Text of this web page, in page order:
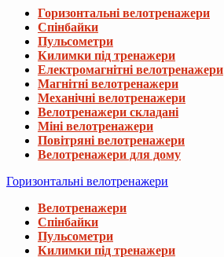
Горизонтальні велотренажери
Спінбайки
Пульсометри
Килимки під тренажери
Електромагнітні велотренажери
Магнітні велотренажери
Механічні велотренажери
Велотренажери складані
Міні велотренажери
Повітряні велотренажери
Велотренажери для дому
Горизонтальні велотренажери
Велотренажери
Спінбайки
Пульсометри
Килимки під тренажери